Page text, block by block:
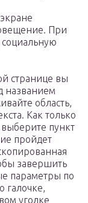
При
странице вы
названием
область,
Как только
пункт
пройдет
завершить
параметры по
галочке,
уголке